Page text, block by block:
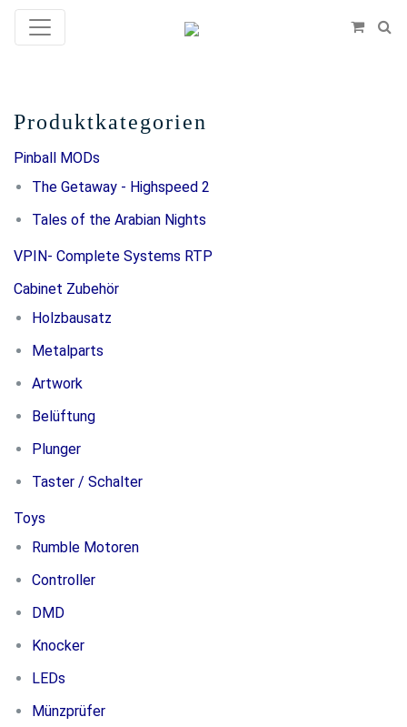
Produktkategorien
Pinball MODs
The Getaway - Highspeed 2
Tales of the Arabian Nights
VPIN- Complete Systems RTP
Cabinet Zubehör
Holzbausatz
Metalparts
Artwork
Belüftung
Plunger
Taster / Schalter
Toys
Rumble Motoren
Controller
DMD
Knocker
LEDs
Münzprüfer